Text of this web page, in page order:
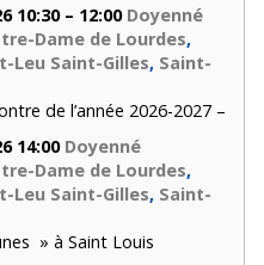
10:30 – 12:00 Doyenné
Dame de Lourdes,
Leu Saint-Gilles, Saint-
de l’année 2026-2027 –
14:00 Doyenné
Dame de Lourdes,
Leu Saint-Gilles, Saint-
» à Saint Louis